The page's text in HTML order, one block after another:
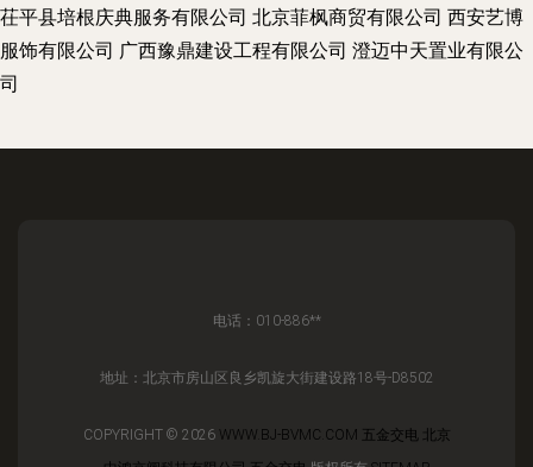
茌平县培根庆典服务有限公司 北京菲枫商贸有限公司 西安艺博
服饰有限公司 广西豫鼎建设工程有限公司 澄迈中天置业有限公
司
电话：010-886**
地址：北京市房山区良乡凯旋大街建设路18号-D8502
COPYRIGHT © 2026 WWW.BJ-BVMC.COM 五金交电 北京